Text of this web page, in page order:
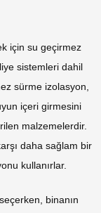
için su geçirmez
sistemleri dahil
sürme izolasyon,
içeri girmesini
malzemelerdir.
daha sağlam bir
kullanırlar.
binanın